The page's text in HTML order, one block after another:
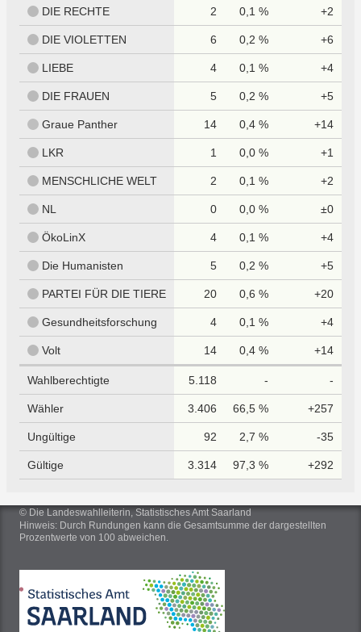
DIE RECHTE 2 0,1 % +2
DIE VIOLETTEN 6 0,2 % +6
LIEBE 4 0,1 % +4
DIE FRAUEN 5 0,2 % +5
Graue Panther 14 0,4 % +14
LKR 1 0,0 % +1
MENSCHLICHE WELT 2 0,1 % +2
NL 0 0,0 % ±0
ÖkoLinX 4 0,1 % +4
Die Humanisten 5 0,2 % +5
PARTEI FÜR DIE TIERE 20 0,6 % +20
Gesundheitsforschung 4 0,1 % +4
Volt 14 0,4 % +14
Wahlberechtigte 5.118 - -
Wähler 3.406 66,5 % +257
Ungültige 92 2,7 % -35
Gültige 3.314 97,3 % +292
© Die Landeswahlleiterin, Statistisches Amt Saarland
Hinweis: Durch Rundungen kann die Gesamtsumme der dargestellten
Prozentwerte von 100 abweichen.